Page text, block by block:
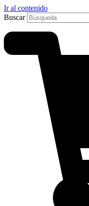
Ir al contenido
Buscar